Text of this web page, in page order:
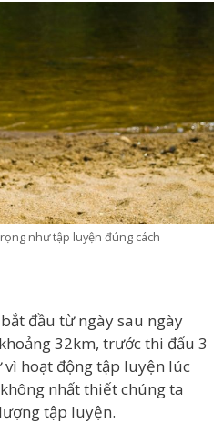
như tập luyện đúng cách
đầu từ ngày sau ngày
32km, trước thi đấu 3
hoạt động tập luyện lúc
nhất thiết chúng ta
tập luyện.